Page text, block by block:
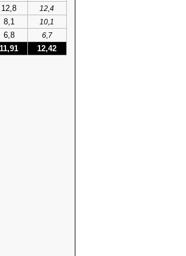
12,8
12,4
8,1
10,1
6,8 6,7
11,91 12,42